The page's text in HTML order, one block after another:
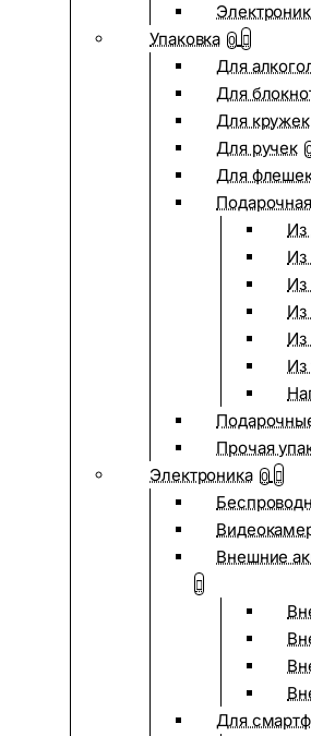
Упаковка 0
Для
Для
Для кружек
Для ручек
Для
Из
Из
Из
Из
Из
Из
Прочая
Электроника 0
Внешние
Для